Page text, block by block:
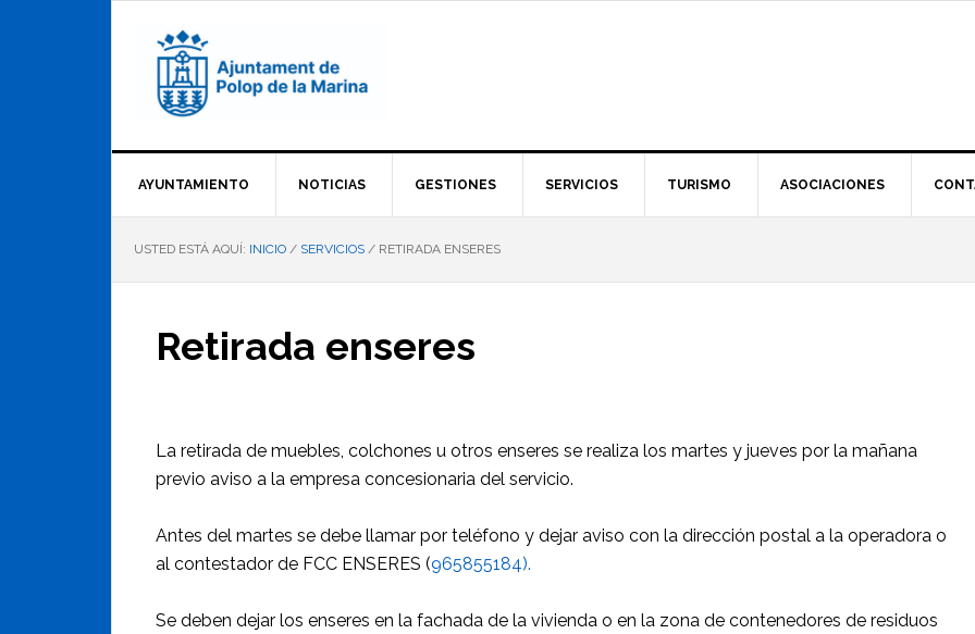
AYUNTAMIENTO NOTICIAS GESTIONES SERVICIOS TURISMO ASOCIACIONES
USTED ESTÁ AQUÍ: INICIO / SERVICIOS / RETIRADA ENSERES
Retirada enseres
La retirada de muebles, colchones u otros enseres se realiza los martes y jueves por la mañana
previo aviso a la empresa concesionaria del servicio.
Antes del martes se debe llamar por teléfono y dejar aviso con la dirección postal a la operadora o
al contestador de FCC ENSERES (965855184).
Se deben dejar los enseres en la fachada de la vivienda o en la zona de contenedores de residuos